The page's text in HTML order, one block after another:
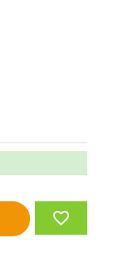
favorite_border